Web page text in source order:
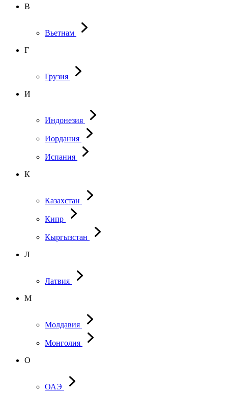
В
Вьетнам
Г
Грузия
И
Индонезия
Иордания
Испания
К
Казахстан
Кипр
Кыргызстан
Л
Латвия
М
Молдавия
Монголия
О
ОАЭ